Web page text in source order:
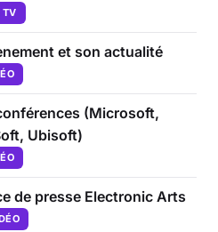
TV
et son actualité
(Microsoft,
Ubisoft)
de presse Electronic Arts